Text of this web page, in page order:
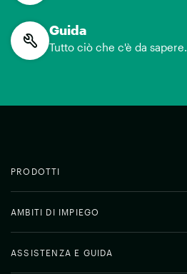
Guida
Tutto ciò che c'è da sapere.
PRODOTTI
AMBITI DI IMPIEGO
ASSISTENZA E GUIDA